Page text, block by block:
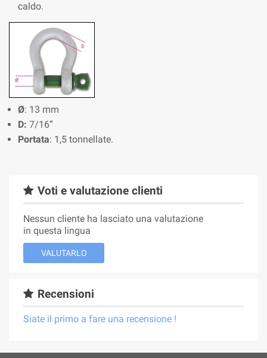
caldo.
Ø: 13 mm
D: 7/16”
Portata: 1,5 tonnellate.
Voti e valutazione clienti
Nessun cliente ha lasciato una valutazione
in questa lingua
VALUTARLO
Recensioni
Siate il primo a fare una recensione !